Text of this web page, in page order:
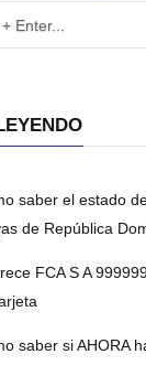
saber el estado
de República
FCA S A
saber si AHORA